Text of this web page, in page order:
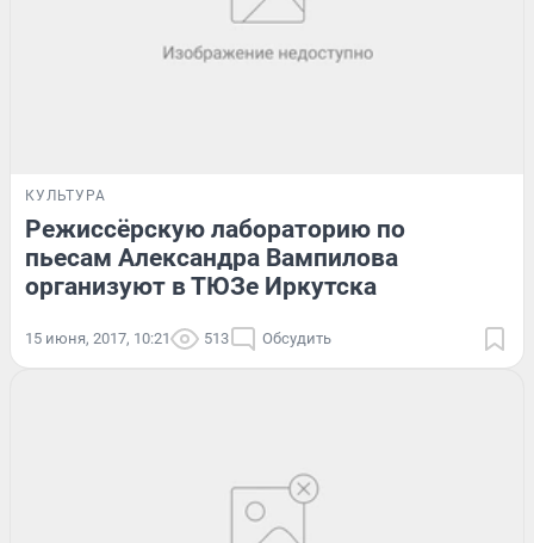
КУЛЬТУРА
Режиссёрскую лабораторию по
пьесам Александра Вампилова
организуют в ТЮЗе Иркутска
15 июня, 2017, 10:21 513 Обсудить